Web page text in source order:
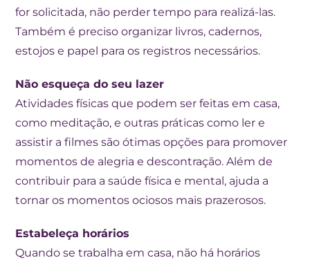
for solicitada, não perder tempo para realizá-las.
Também é preciso organizar livros, cadernos,
estojos e papel para os registros necessários.
Não esqueça do seu lazer
Atividades físicas que podem ser feitas em casa,
como meditação, e outras práticas como ler e
assistir a filmes são ótimas opções para promover
momentos de alegria e descontração. Além de
contribuir para a saúde física e mental, ajuda a
tornar os momentos ociosos mais prazerosos.
Estabeleça horários
Quando se trabalha em casa, não há horários